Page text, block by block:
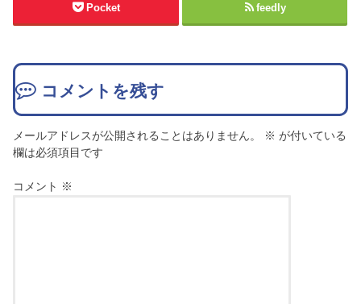
Pocket feedly
コメントを残す
メールアドレスが公開されることはありません。 ※ が付いている
欄は必須項目です
コメント ※